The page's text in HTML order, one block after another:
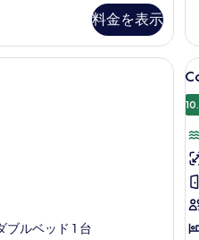
料金を表示
を
の
詳
細
ペース
高級寝具、セーフティボックス (室内
ブルベッド 1 台